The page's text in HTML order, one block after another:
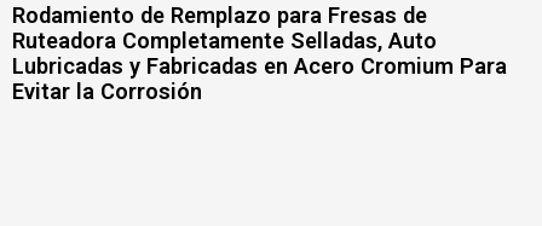
Rodamiento de Remplazo para Fresas de
Ruteadora Completamente Selladas, Auto
Lubricadas y Fabricadas en Acero Cromium Para
Evitar la Corrosión